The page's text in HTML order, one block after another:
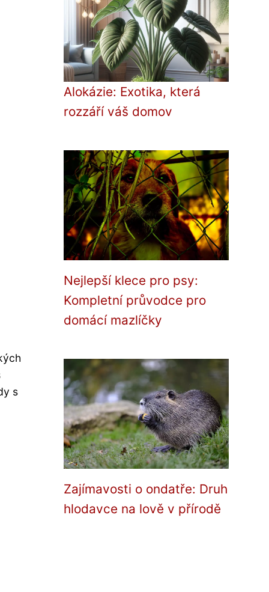
s
Alokázie: Exotika, která
rozzáří váš domov
Nejlepší klece pro psy:
Kompletní průvodce pro
domácí mazlíčky
Zajímavosti o ondatře: Druh
hlodavce na lově v přírodě